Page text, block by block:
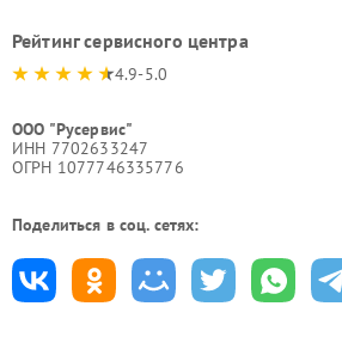
Рейтинг сервисного центра
4.9-5.0
ООО "Русервис"
ИНН 7702633247
ОГРН 1077746335776
Поделиться в соц. сетях: